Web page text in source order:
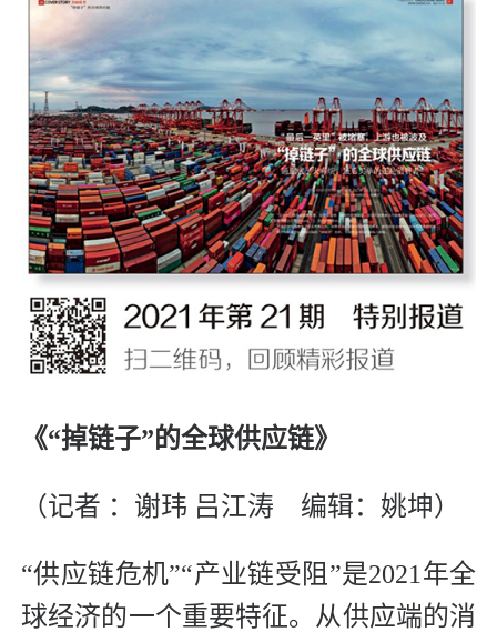
《“掉链子”的全球供应链》
（记者 ：谢玮 吕江涛 编辑：姚坤）
“供应链危机”“产业链受阻”是2021年全
球经济的一个重要特征。从供应端的消